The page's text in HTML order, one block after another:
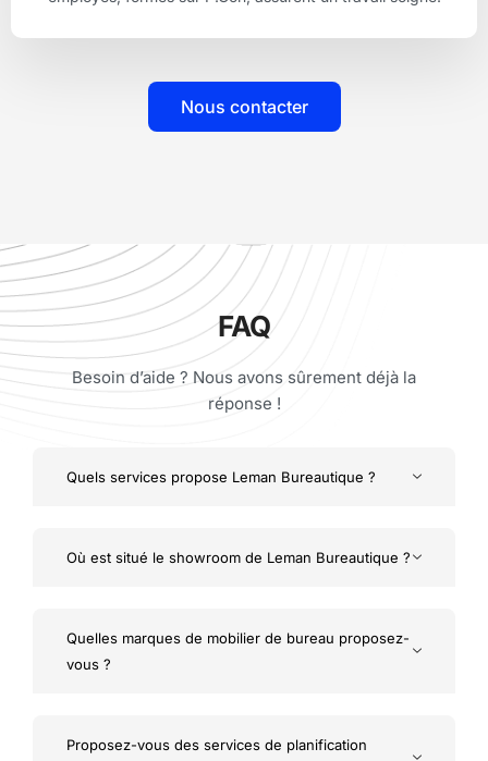
Nous contacter
FAQ
Besoin d’aide ? Nous avons sûrement déjà la
réponse !
Quels services propose Leman Bureautique ?
Où est situé le showroom de Leman Bureautique ?
Quelles marques de mobilier de bureau proposez-
vous ?
Proposez-vous des services de planification